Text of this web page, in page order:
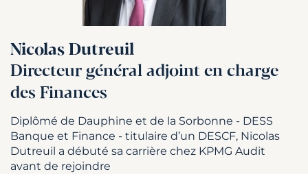
Nicolas Dutreuil
Directeur général adjoint en charge
des Finances
Diplômé de Dauphine et de la Sorbonne - DESS
Banque et Finance - titulaire d’un DESCF, Nicolas
Dutreuil a débuté sa carrière chez KPMG Audit
avant de rejoindre